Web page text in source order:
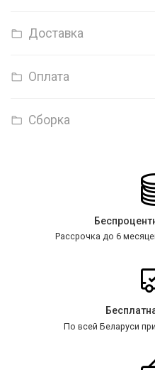
Доставка
Оплата
Сборка
Рассрочка до 6
По всей Беларуси